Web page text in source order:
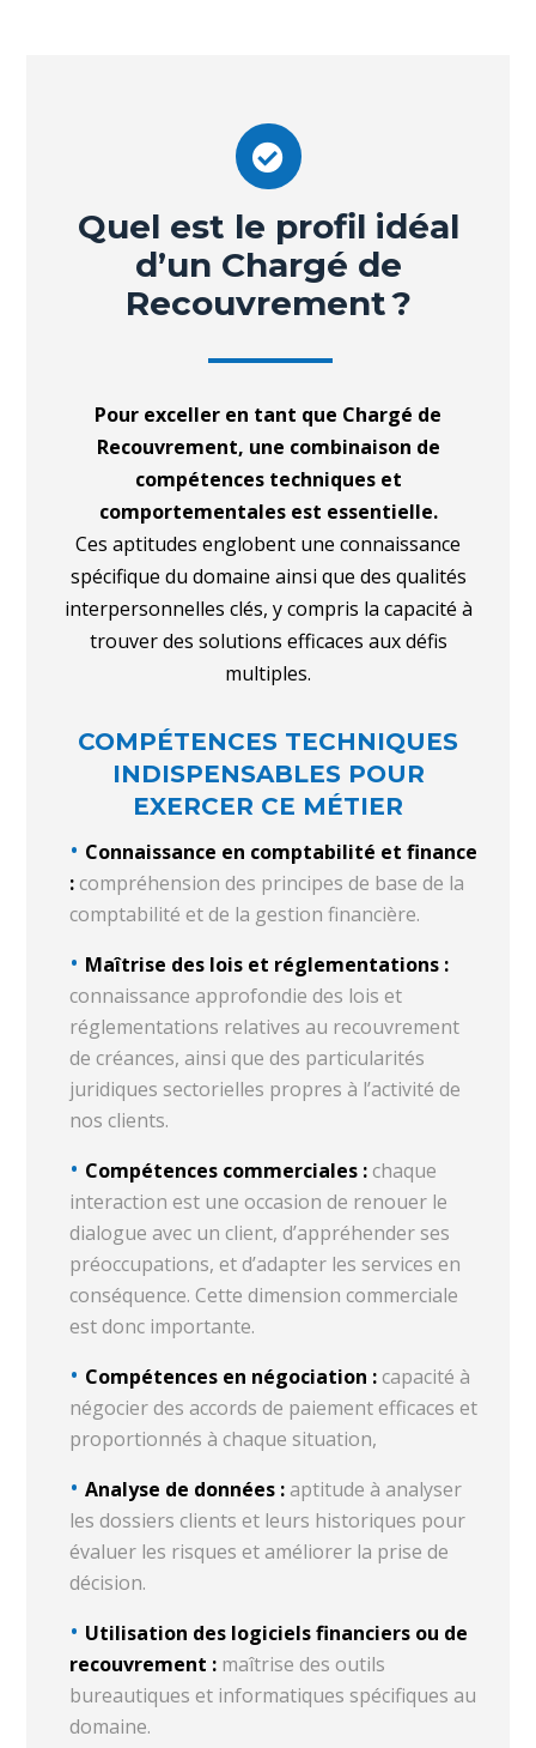
Quel est le profil idéal
d’un Chargé de
Recouvrement ?
Pour exceller en tant que Chargé de
Recouvrement, une combinaison de
compétences techniques et
comportementales est essentielle.
Ces aptitudes englobent une connaissance
spécifique du domaine ainsi que des qualités
interpersonnelles clés, y compris la capacité à
trouver des solutions efficaces aux défis
multiples.
COMPÉTENCES TECHNIQUES
INDISPENSABLES POUR
EXERCER CE MÉTIER
Connaissance en comptabilité et finance
: compréhension des principes de base de la
comptabilité et de la gestion financière.
Maîtrise des lois et réglementations :
connaissance approfondie des lois et
réglementations relatives au recouvrement
de créances, ainsi que des particularités
juridiques sectorielles propres à l’activité de
nos clients.
Compétences commerciales :chaque
interaction est une occasion de renouer le
dialogue avec un client, d’appréhender ses
préoccupations, et d’adapter les services en
conséquence. Cette dimension commerciale
est donc importante.
Compétences en négociation :capacité à
négocier des accords de paiement efficaces et
proportionnés à chaque situation,
Analyse de données :aptitude à analyser
les dossiers clients et leurs historiques pour
évaluer les risques et améliorer la prise de
décision.
Utilisation des logiciels financiers ou de
recouvrement : maîtrise des outils
bureautiques et informatiques spécifiques au
domaine.